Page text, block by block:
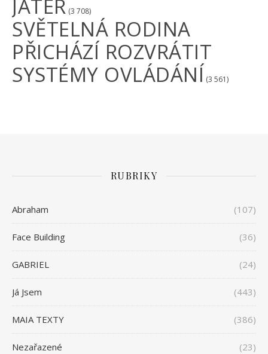
JATER (3 708)
SVĚTELNÁ RODINA
PŘICHÁZÍ ROZVRÁTIT
SYSTÉMY OVLÁDÁNÍ (3 561)
RUBRIKY
Abraham (107)
Face Building (36)
GABRIEL (24)
Já Jsem (443)
MAIA TEXTY (386)
Nezařazené (23)